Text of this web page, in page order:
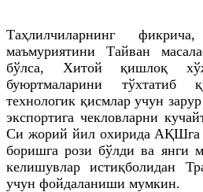
Таҳлилчиларнинг
маъмуриятини Тайван
бўлса, Хитой қишлоқ
буюртмаларини
технологик қисмлар учун
экспортига чекловларни
Си жорий йил охирида АҚШга
боришга рози бўлди ва янги
келишувлар истиқболидан
учун фойдаланиши мумкин.